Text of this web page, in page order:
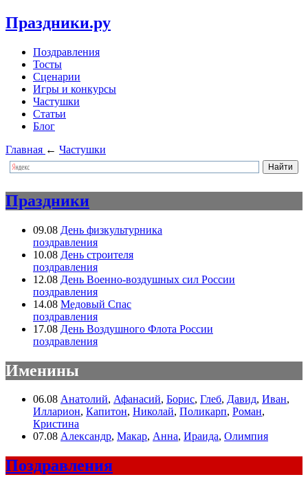
Праздники.ру
Поздравления
Тосты
Сценарии
Игры и конкурсы
Частушки
Статьи
Блог
Главная ← Частушки
Праздники
09.08 День физкультурника
поздравления
10.08 День строителя
поздравления
12.08 День Военно-воздушных сил России
поздравления
14.08 Медовый Спас
поздравления
17.08 День Воздушного Флота России
поздравления
Именины
06.08 Анатолий, Афанасий, Борис, Глеб, Давид, Иван,
Илларион, Капитон, Николай, Поликарп, Роман,
Кристина
07.08 Александр, Макар, Анна, Ираида, Олимпия
Поздравления